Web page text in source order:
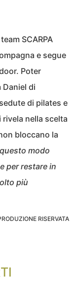
SCARPA
e segue
Poter
di
di pilates e
nella scelta
bloccano la
modo
per restare in
più
RISERVATA